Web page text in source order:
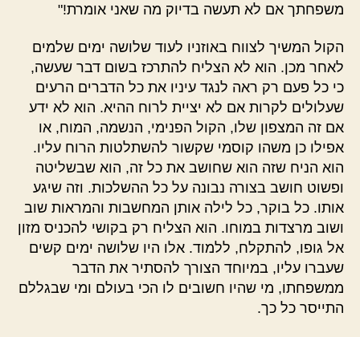
משפחתך אם לא תעשה בדיוק מה שאני אומרת!"
הקול המשיך לצווח באוזניו לעוד שלושה ימים שלמים
לאחר מכן. הוא לא הצליח להתרכז בשום דבר שעשה,
כי כל פעם רק ראה לנגד עיניו את כל הדברים הרעים
שעלולים לקרות אם לא יציית לרוח ההיא. הוא לא ידע
אם זה המצפון שלו, הקול הפנימי, הנשמה, המוח, או
אפילו כן משהו קוסמי שקשור להשתלטות הרוח עליו.
הוא הניח שזה הוא שחושב את כל זה, הוא שבשליטה
ופשוט חושב בצורה נבונה על כל ההשלכות. וזה שיגע
אותו. כל בוקר, כל לילה אותן המחשבות והמראות שוב
ושוב מרצדות במוחו. הוא הצליח רק בקושי להכניס מזון
אל גופו, להתקלח, ללמוד. אלו היו שלושה ימים קשים
שעברו עליו, במיוחד הצורך להסתיר את הדבר
ממשפחתו, מי שהיו חשובים לו הכי בעולם ומי שבגללם
התייסר כל כך.